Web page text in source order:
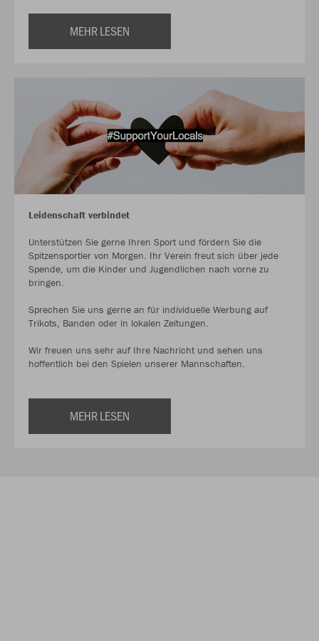
MEHR LESEN
Leidenschaft verbindet
Unterstützen Sie gerne Ihren Sport und fördern Sie die
Spitzensportler von Morgen. Ihr Verein freut sich über jede
Spende, um die Kinder und Jugendlichen nach vorne zu
bringen.
Sprechen Sie uns gerne an für individuelle Werbung auf
Trikots, Banden oder in lokalen Zeitungen.
Wir freuen uns sehr auf Ihre Nachricht und sehen uns
hoffentlich bei den Spielen unserer Mannschaften.
MEHR LESEN